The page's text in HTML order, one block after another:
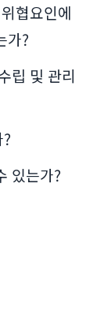
협요인에
가?
립 및 관리
있는가?